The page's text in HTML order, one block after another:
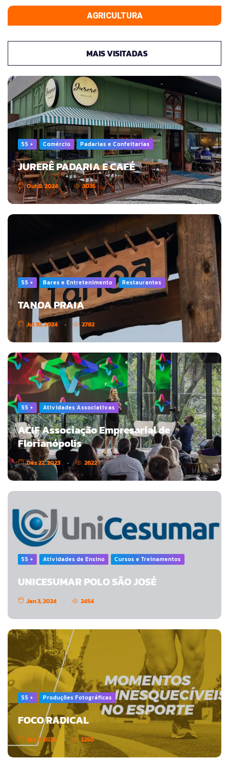
AGRICULTURA
MAIS VISITADAS
55 + Comércio Padarias e Confeitarias
JURERÊ PADARIA E CAFÉ
Out 8, 2024 3035
55 + Bares e Entretenimento Restaurantes
TANOA PRAIA
Jul 10, 2024 2782
55 + Atividades Associativas
ACIF Associação Empresarial de
Florianópolis
Dez 22, 2023 2622
55 + Atividades de Ensino Cursos e Treinamentos
UNICESUMAR POLO SÃO JOSÉ
Jan 3, 2024 2454
55 + Produções Fotográficas
FOCO RADICAL
Jan 3, 2024 2250